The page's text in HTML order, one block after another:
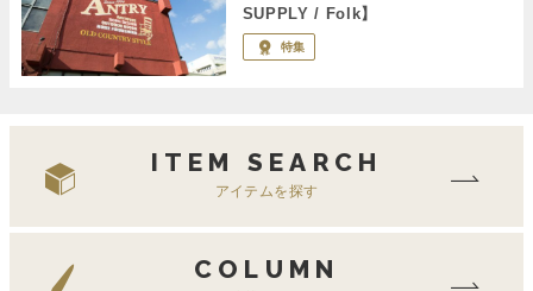
SUPPLY / Folk】
特集
ITEM SEARCH
アイテムを探す
COLUMN